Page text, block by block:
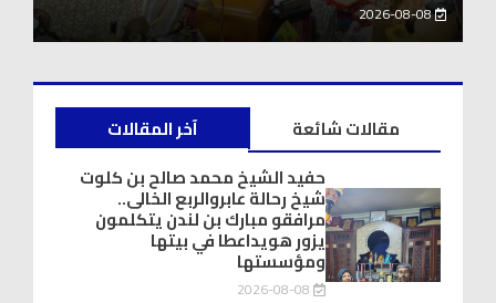
2026-08-06
آخر المقالات
مقالات شائعة
حفيد الشيخ محمد صالح بن كلوت
شيخ رحالة عابروالربع الخالى..
مرافقو مبارك بن لندن يتكلمون
يزور هويداعطا في بيتها
ومؤسستها
2026-08-08